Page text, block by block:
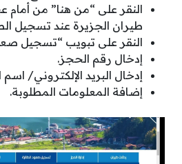
النقر على “من هنا” من أمام
طيران الجزيرة عند تسجيل
النقر على تبويب “تسجيل
إدخال رقم الحجز.
إدخال البريد الإلكتروني/ اسم
إضافة المعلومات المطلوبة.